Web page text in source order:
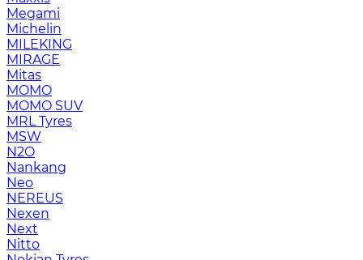
Megami
Michelin
MILEKING
MIRAGE
Mitas
MOMO
MOMO SUV
MRL Tyres
MSW
N2O
Nankang
Neo
NEREUS
Nexen
Next
Nitto